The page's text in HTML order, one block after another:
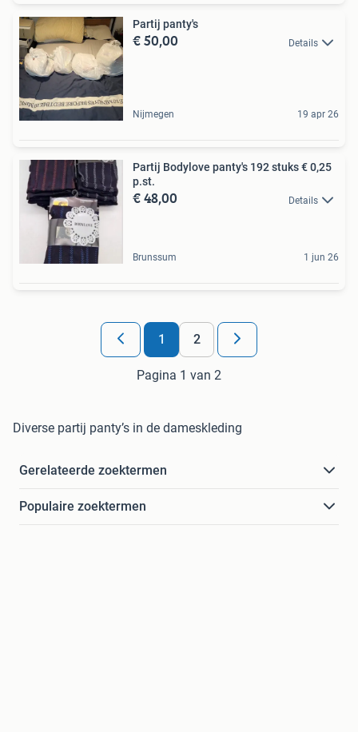
Partij panty's
€ 50,00 Details
Nijmegen 19 apr 26
Partij Bodylove panty's 192 stuks € 0,25
p.st.
€ 48,00 Details
Brunssum 1 jun 26
1 2
Pagina 1 van 2
Diverse partij panty’s in de dameskleding
Gerelateerde zoektermen
Populaire zoektermen